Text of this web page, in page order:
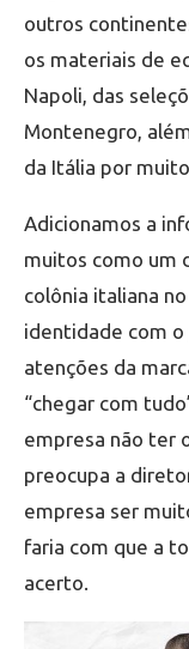
outros
os materiais de
Napoli, das
Montenegro,
da Itália por
Adicionamos a
muitos como um
colônia italiana
identidade com o
atenções da
“chegar com
empresa não ter
preocupa a
empresa ser
faria com que a
acerto.